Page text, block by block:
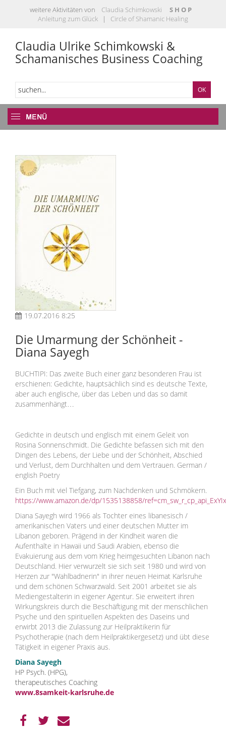
weitere Aktivitäten von Claudia Schimkowski
S H O P
Anleitung zum Glück | Circle of Shamanic Healing
Claudia Ulrike Schimkowski &
Schamanisches Business Coaching
19.07.2016 8:25
Die Umarmung der Schönheit -
Diana Sayegh
BUCHTIPI: Das zweite Buch einer ganz besonderen Frau ist
erschienen: Gedichte, hauptsächlich sind es deutsche Texte,
aber auch englische, über das Leben und das so damit
zusammenhängt…
Gedichte in deutsch und englisch mit einem Geleit von
Rosina Sonnenschmidt. Die Gedichte befassen sich mit den
Dingen des Lebens, der Liebe und der Schönheit, Abschied
und Verlust, dem Durchhalten und dem Vertrauen. German /
english Poetry
Ein Buch mit viel Tiefgang, zum Nachdenken und Schmökern.
https://www.amazon.de/dp/1535138858/
Diana Sayegh wird 1966 als Tochter eines libanesisch /
amerikanischen Vaters und einer deutschen Mutter im
Libanon geboren. Prägend in der Kindheit waren die
Aufenthalte in Hawaii und Saudi Arabien, ebenso die
Evakuierung aus dem vom Krieg heimgesuchten Libanon nach
Deutschland. Hier verwurzelt sie sich seit 1980 und wird von
Herzen zur "Wahlbadnerin" in ihrer neuen Heimat Karlsruhe
und dem schönen Schwarzwald. Seit 2001 arbeitet sie als
Mediengestalterin in eigener Agentur. Sie erweitert ihren
Wirkungskreis durch die Beschäftigung mit der menschlichen
Psyche und den spirituellen Aspekten des Daseins und
erwirbt 2013 die Zulassung zur Heilpraktikerin für
Psychotherapie (nach dem Heilpraktikergesetz) und übt diese
Tätigkeit in eigener Praxis aus.
Diana Sayegh
HP Psych. (HPG),
therapeutisches Coaching
www.8samkeit-karlsruhe.de